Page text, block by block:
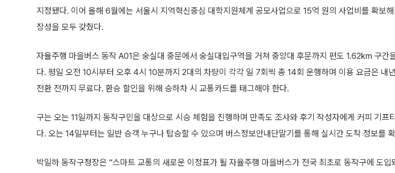
지정됐다. 이어 올해 6월에는 서울시 지역혁신중심 대학지원체계 공모사업으로 15억 원의 사업비를 확보
장성을 모두 갖췄다.
자율주행 마을버스 동작 A01은 숭실대 중문에서 숭실대입구역을 거쳐 중앙대 후문까지 편도 1.62km 구간
다. 평일 오전 10시부터 오후 4시 10분까지 2대의 차량이 각각 일 7회씩 총 14회 운행하며 이용 요금은 내
전환 전까지 무료다. 환승 할인을 위해 승하차 시 교통카드를 태그해야 한다.
구는 오는 11일까지 동작구민을 대상으로 시승 체험을 진행하며 만족도 조사와 후기 작성자에게 커피 기프
다. 오는 14일부터는 일반 승객 누구나 탑승할 수 있으며 버스정보안내단말기를 통해 실시간 도착 정보를
박일하 동작구청장은 “스마트 교통의 새로운 이정표가 될 자율주행 마을버스가 전국 최초로 동작구에 도입